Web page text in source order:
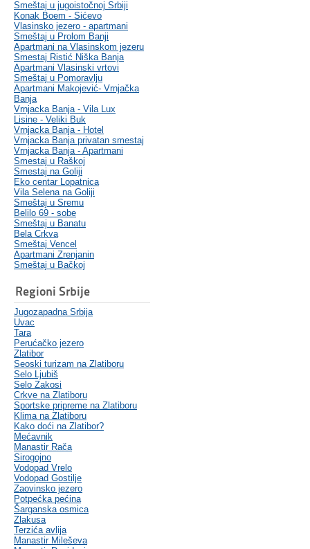
Smeštaj u jugoistočnoj Srbiji
Konak Boem - Sićevo
Vlasinsko jezero - apartmani
Smeštaj u Prolom Banji
Apartmani na Vlasinskom jezeru
Smestaj Ristić Niška Banja
Apartmani Vlasinski vrtovi
Smeštaj u Pomoravlju
Apartmani Makojević- Vrnjačka
Banja
Vrnjacka Banja - Vila Lux
Lisine - Veliki Buk
Vrnjacka Banja - Hotel
Vrnjacka Banja privatan smestaj
Vrnjacka Banja - Apartmani
Smestaj u Raškoj
Smestaj na Goliji
Eko centar Lopatnica
Vila Selena na Goliji
Smeštaj u Sremu
Belilo 69 - sobe
Smeštaj u Banatu
Bela Crkva
Smeštaj Vencel
Apartmani Zrenjanin
Smeštaj u Bačkoj
Regioni Srbije
Jugozapadna Srbija
Uvac
Tara
Perućačko jezero
Zlatibor
Seoski turizam na Zlatiboru
Selo Ljubiš
Selo Zakosi
Crkve na Zlatiboru
Sportske pripreme na Zlatiboru
Klima na Zlatiboru
Kako doći na Zlatibor?
Mećavnik
Manastir Rača
Sirogojno
Vodopad Vrelo
Vodopad Gostilje
Zaovinsko jezero
Potpećka pećina
Šarganska osmica
Zlakusa
Terzića avlija
Manastir Mileševa